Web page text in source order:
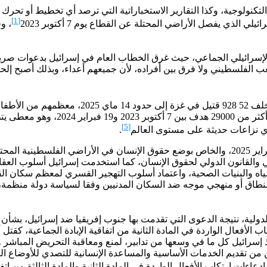
وكذا التقارير الاستخباراتية التي ترصد أي تخطيط أو
يفصل الأراضي المحتلة عن القطاع يوم 7 أكتوبر 2023
[1]
الجماعي، حيث غرق الخطاب العام في إسرائيل بدعوات
ولا فرق بين أفراده، لأن جميعهم أعداء، وبذلك أصبح
للبقاء على قيد الحياة. وفقا
نزاعات حديثة على مستوى العالم[5]
.
وفقا لتقرير مكتب مفوضية الأمم المتحدة في فلسطين الصادر في فبراير 2025، والخاص بوضع
والقانون الدولي لحقوق الإنسان، كما استخدمت إسرائيل
والبنيات الصحية، واعتماد أسلوب التهجير القسري لمعظم
أو منهجي موجه ضد السكان المدنيين وفقا لسياسة دولة
نتيجة الدعوى التي تقدمت بها جنوب إفريقيا ضد إسرائيل، بشأن
الواردة في المادة الثانية من اتفاقية الإبادة الجماعية،
إسرائيل كل ما في وسعها من تدابير، لمنع ومعاقبة التحريض المباشر
تقديم الخدمات الأساسية والمساعدة الإنسانية للتصدي